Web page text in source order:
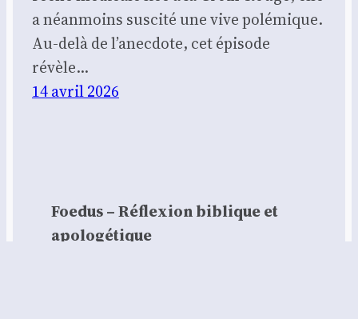
a néanmoins suscité une vive polémique.
Au-delà de l’anecdote, cet épisode
révèle…
14 avril 2026
Foedus – Réflexion biblique et
apologétique